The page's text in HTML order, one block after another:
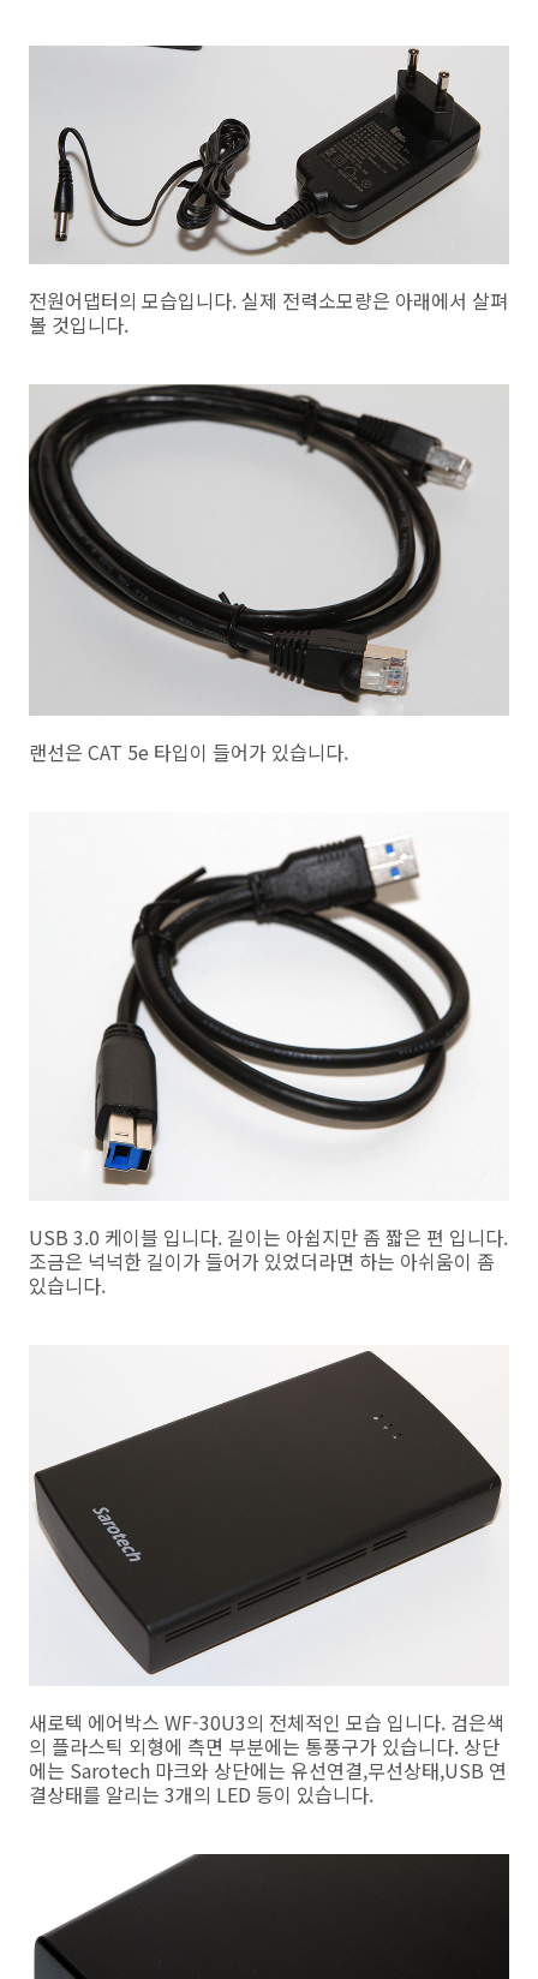
전원어댑터의 모습입니다. 실제 전력소모량은 아래에서 살펴
볼 것입니다.
랜선은 CAT 5e 타입이 들어가 있습니다.
USB 3.0 케이블 입니다. 길이는 아쉽지만 좀 짧은 편 입니다.
조금은 넉넉한 길이가 들어가 있었더라면 하는 아쉬움이 좀
있습니다.
새로텍 에어박스 WF-30U3의 전체적인 모습 입니다. 검은색
의 플라스틱 외형에 측면 부분에는 통풍구가 있습니다. 상단
에는 Sarotech 마크와 상단에는 유선연결,무선상태,USB 연
결상태를 알리는 3개의 LED 등이 있습니다.